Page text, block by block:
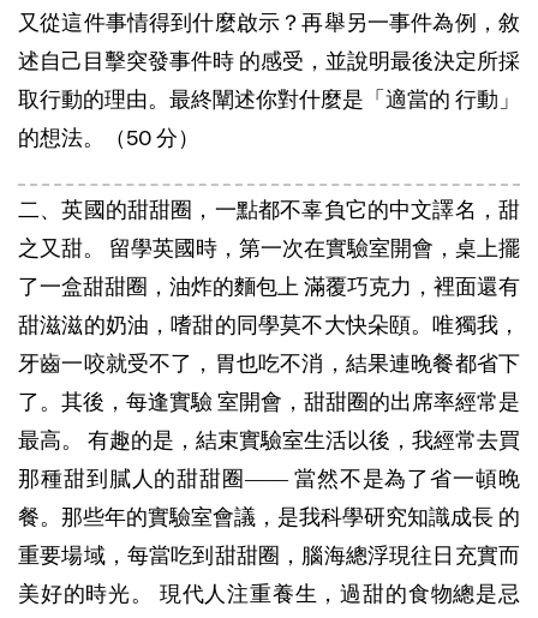
又從這件事情得到什麼啟示？再舉另一事件為例，敘
述自己目擊突發事件時 的感受，並說明最後決定所採
取行動的理由。最終闡述你對什麼是「適當的 行動」
的想法。（50 分）
二、英國的甜甜圈，一點都不辜負它的中文譯名，甜
之又甜。 留學英國時，第一次在實驗室開會，桌上擺
了一盒甜甜圈，油炸的麵包上 滿覆巧克力，裡面還有
甜滋滋的奶油，嗜甜的同學莫不大快朵頤。唯獨我，
牙齒一咬就受不了，胃也吃不消，結果連晚餐都省下
了。其後，每逢實驗 室開會，甜甜圈的出席率經常是
最高。 有趣的是，結束實驗室生活以後，我經常去買
那種甜到膩人的甜甜圈―― 當然不是為了省一頓晚
餐。那些年的實驗室會議，是我科學研究知識成長 的
重要場域，每當吃到甜甜圈，腦海總浮現往日充實而
美好的時光。 現代人注重養生，過甜的食物總是忌